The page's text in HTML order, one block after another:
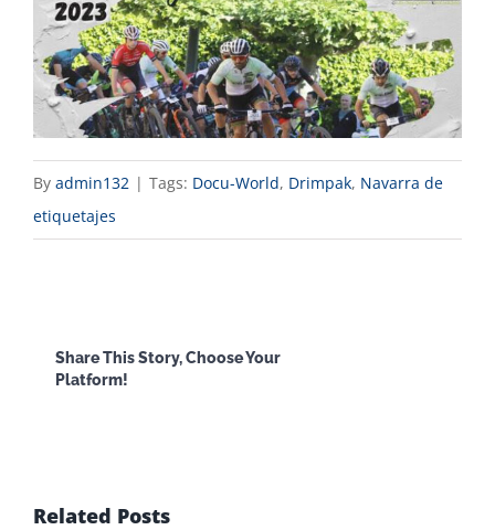
By admin132 | Tags: Docu-World, Drimpak, Navarra de
etiquetajes
Share This Story, Choose Your
Platform!
Related Posts